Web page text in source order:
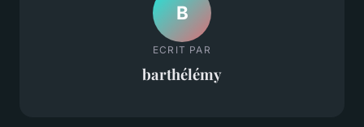
B
ECRIT PAR
barthélémy